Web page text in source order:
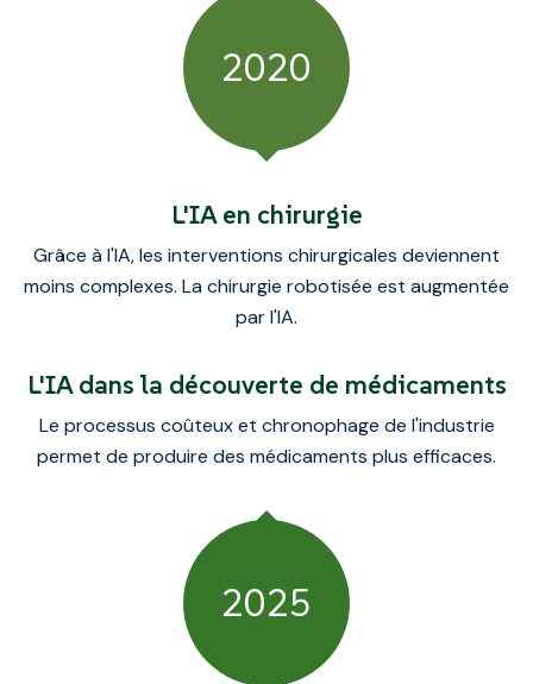
2020
L'IA en chirurgie
Grâce à l'IA, les interventions chirurgicales deviennent
moins complexes. La chirurgie robotisée est augmentée
par l'IA.
L'IA dans la découverte de médicaments
Le processus coûteux et chronophage de l'industrie
permet de produire des médicaments plus efficaces.
2025